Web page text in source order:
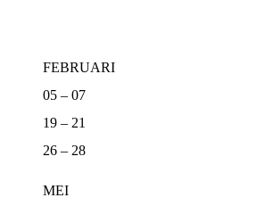
FEBRUARI
05 – 07
19 – 21
26 – 28
MEI